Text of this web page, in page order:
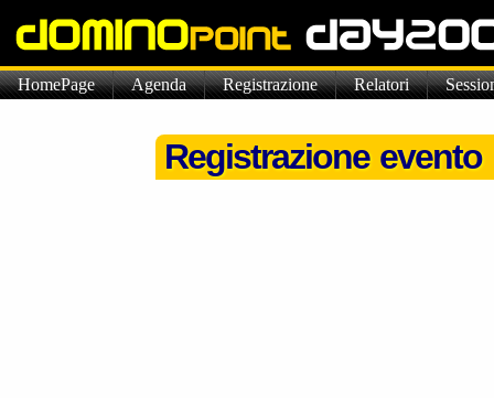
HomePage Agenda Registrazione Relatori
Registrazione evento